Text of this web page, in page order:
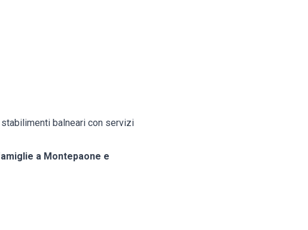
balneari con servizi
a Montepaone e